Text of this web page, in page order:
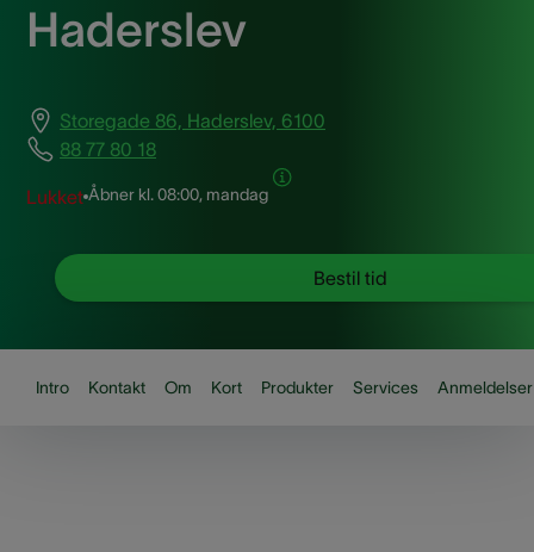
Haderslev
Storegade 86, Haderslev, 6100
88 77 80 18
Lukket Åbner kl.08:00, mandag
Bestil tid
Intro Kontakt Om Kort Produkter Services Anmeldelser